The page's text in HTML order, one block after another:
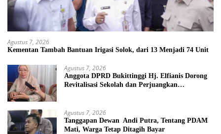
Agustus 7, 2026
Kementan Tambah Bantuan Irigasi Solok, dari 13 Menjadi 74 Unit
Agustus 7, 2026
Anggota DPRD Bukittinggi Hj. Elfianis Dorong
Revitalisasi Sekolah dan Perjuangkan
Agustus 7, 2026
Tanggapan Dewan Andi Putra, Tentang PDAM
Mati, Warga Tetap Ditagih Bayar